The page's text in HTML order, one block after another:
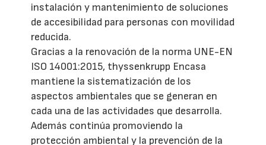
instalación y mantenimiento de soluciones
de accesibilidad para personas con movilidad
reducida.
Gracias a la renovación de la norma UNE-EN
ISO 14001:2015, thyssenkrupp Encasa
mantiene la sistematización de los
aspectos ambientales que se generan en
cada una de las actividades que desarrolla.
Además continúa promoviendo la
protección ambiental y la prevención de la